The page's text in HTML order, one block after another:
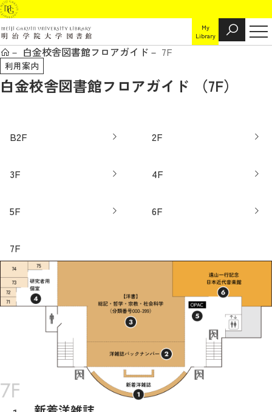
My
Library
白金校舎図書館フロアガイド 7F
利用案内
白金校舎図書館フロアガイド （7F）
B2F 2F
3F 4F
5F 6F
7F